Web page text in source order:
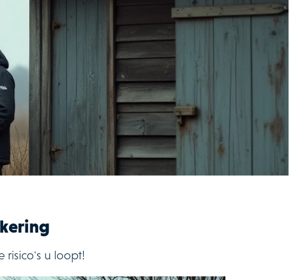
risico's u loopt!